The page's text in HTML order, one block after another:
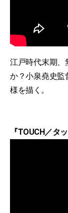
江戸時代末期、
か？小泉堯史監
様を描く。
『TOUCH／タッ